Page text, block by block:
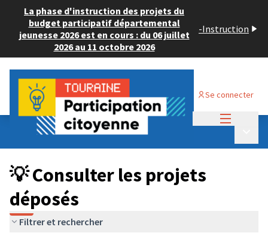
La phase d'instruction des projets du
budget participatif départemental
jeunesse 2026 est en cours : du 06 juillet
2026 au 11 octobre 2026
-Instruction
Se connecter
Budget Participatif JEUNESSE 2024
💡 Consulter les projets déposés
💡 Consulter les projets
déposés
Filtrer et rechercher